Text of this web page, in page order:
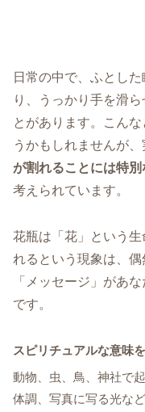
日常の中で、ふとし
り、うっかり手を滑
とがあります。こん
うかもしれませんが
が割れることには特
考えられています。
花瓶は「花」という
れるという現象は、
「メッセージ」があ
です。
スピリチュアルな意味
動物、虫、鳥、神社で
体調、写真に写る光な